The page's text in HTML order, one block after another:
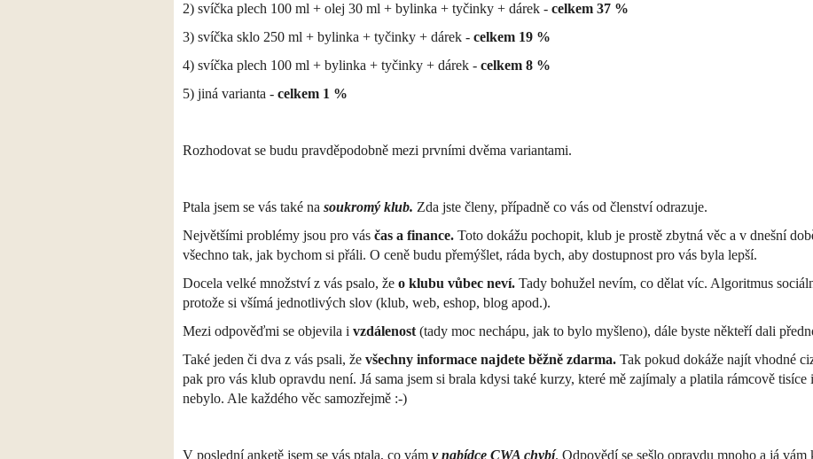
2) svíčka plech 100 ml + olej 30 ml + bylinka + tyčinky + dárek - celkem 37 %
3) svíčka sklo 250 ml + bylinka + tyčinky + dárek - celkem 19 %
4) svíčka plech 100 ml + bylinka + tyčinky + dárek - celkem 8 %
5) jiná varianta - celkem 1 %
Rozhodovat se budu pravděpodobně mezi prvními dvěma variantami.
Ptala jsem se vás také na soukromý klub. Zda jste členy, případně co vás od členství odrazuje.
Největšími problémy jsou pro vás čas a finance. Toto dokážu pochopit, klub je prostě zbytná věc a v dnešní
všechno tak, jak bychom si přáli. O ceně budu přemýšlet, ráda bych, aby dostupnost pro vás byla lepší.
Docela velké množství z vás psalo, že o klubu vůbec neví. Tady bohužel nevím, co dělat víc. Algoritmus
protože si všímá jednotlivých slov (klub, web, eshop, blog apod.).
Mezi odpověďmi se objevila i vzdálenost (tady moc nechápu, jak to bylo myšleno), dále byste někteří dali
Také jeden či dva z vás psali, že všechny informace najdete běžně zdarma. Tak pokud dokáže najít vhodné
pak pro vás klub opravdu není. Já sama jsem si brala kdysi také kurzy, které mě zajímaly a platila rámcově
nebylo. Ale každého věc samozřejmě :-)
V poslední anketě jsem se vás ptala, co vám v nabídce CWA chybí. Odpovědí se sešlo opravdu mnoho a já